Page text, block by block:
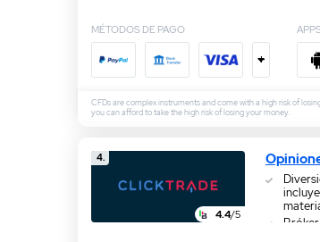
MÉTODOS DE PAGO
+
APPS
CFDs are complex instruments and come with a high risk of
you can afford to take the high risk of losing your money.
4.
4.4/5